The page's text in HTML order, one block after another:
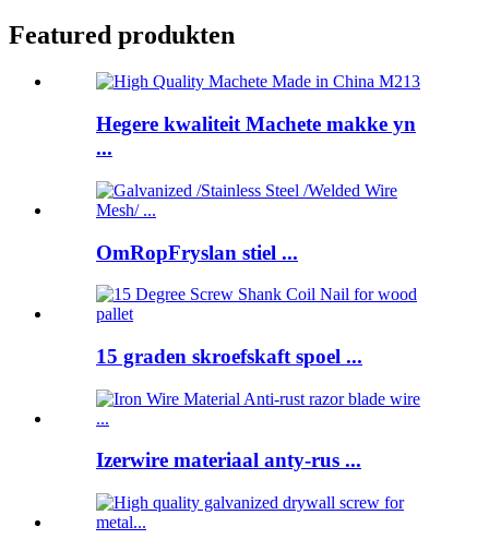
Featured produkten
Hegere kwaliteit Machete makke yn
...
OmRopFryslan stiel ...
15 graden skroefskaft spoel ...
Izerwire materiaal anty-rus ...